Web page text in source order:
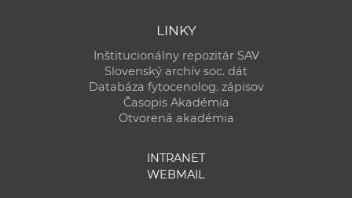
LINKY
Inštitucionálny repozitár SAV
Slovenský archív soc. dát
Databáza fytocenolog. zápisov
Časopis Akadémia
Otvorená akadémia
INTRANET
WEBMAIL